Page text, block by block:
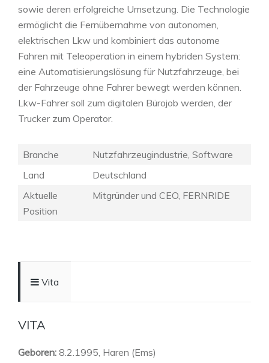
sowie deren erfolgreiche Umsetzung. Die Technologie
ermöglicht die Fernübernahme von autonomen,
elektrischen Lkw und kombiniert das autonome
Fahren mit Teleoperation in einem hybriden System:
eine Automatisierungslösung für Nutzfahrzeuge, bei
der Fahrzeuge ohne Fahrer bewegt werden können.
Lkw-Fahrer soll zum digitalen Bürojob werden, der
Trucker zum Operator.
Branche
Nutzfahrzeugindustrie, Software
Land
Deutschland
Aktuelle
Position
Mitgründer und CEO, FERNRIDE
Vita
VITA
Geboren: 8.2.1995, Haren (Ems)